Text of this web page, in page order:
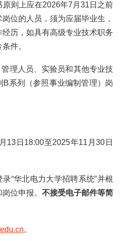
则上应在2026年7月31日之前
位的人员，须为应届毕业生，
历，如具有高级专业技术职务
件。
理人员、实验员和其他专业技
系列（参照事业编制管理）岗
13日18:00至2025年11月30日
“华北电力大学招聘系统”并根
位申报。 不接受电子邮件等简
。